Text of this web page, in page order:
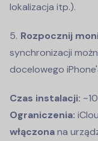
lokalizacja itp.).
Rozpocznij
synchronizacji
docelowego
Czas instalacji:
Ograniczenia:
włączonana